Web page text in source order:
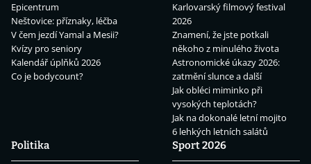
Epicentrum
Neštovice: příznaky, léčba
V čem jezdí Yamal a Mesii?
Kvízy pro seniory
Kalendář úplňků 2026
Co je bodycount?
Karlovarský filmový festival
2026
Znamení, že jste potkali
někoho z minulého života
Astronomické úkazy 2026:
zatmění slunce a další
Jak obléci miminko při
vysokých teplotách?
Jak na dokonalé letní mojito
6 lehkých letních salátů
Politika
Sport 2026